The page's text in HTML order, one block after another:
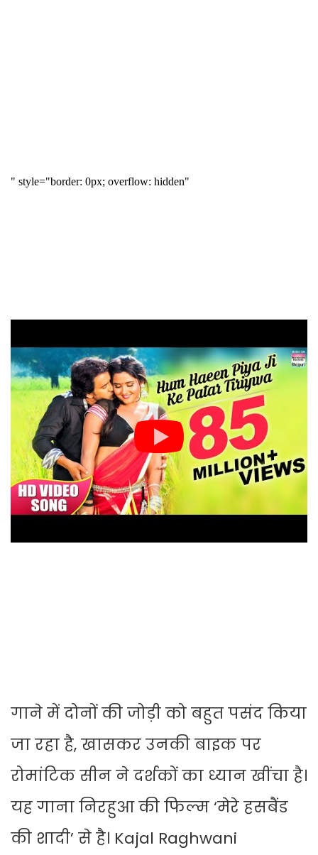
गाने में दोनों की जोड़ी को बहुत पसंद किया
जा रहा है, खासकर उनकी बाइक पर
रोमांटिक सीन ने दर्शकों का ध्यान खींचा है।
यह गाना निरहुआ की फिल्म ‘मेरे हसबैंड
की शादी’ से है। Kajal Raghwani